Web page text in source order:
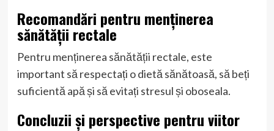
Recomandări pentru menținerea
sănătății rectale
Pentru menținerea sănătății rectale, este
important să respectați o dietă sănătoasă, să beți
suficientă apă și să evitați stresul și oboseala.
Concluzii și perspective pentru viitor